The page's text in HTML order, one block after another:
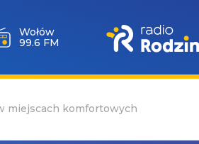
Wołów
99.6 FM
miejscach komfortowych